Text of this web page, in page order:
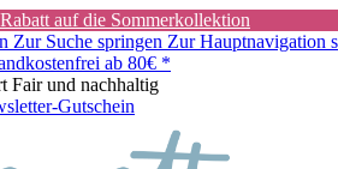
auf die Sommerkollektion
Zur Suche springen Zur Hauptnavigation
ab 80€ *
Fair und nachhaltig
Gutschein